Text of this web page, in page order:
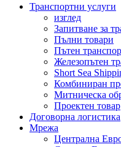
Транспортни услуги
изглед
Запитване за
Пълни товари
Пътен
Железопътен
Short Sea
Комбиниран
Митническа
Проектен товар
Договорна логистика
Мрежа
Централна